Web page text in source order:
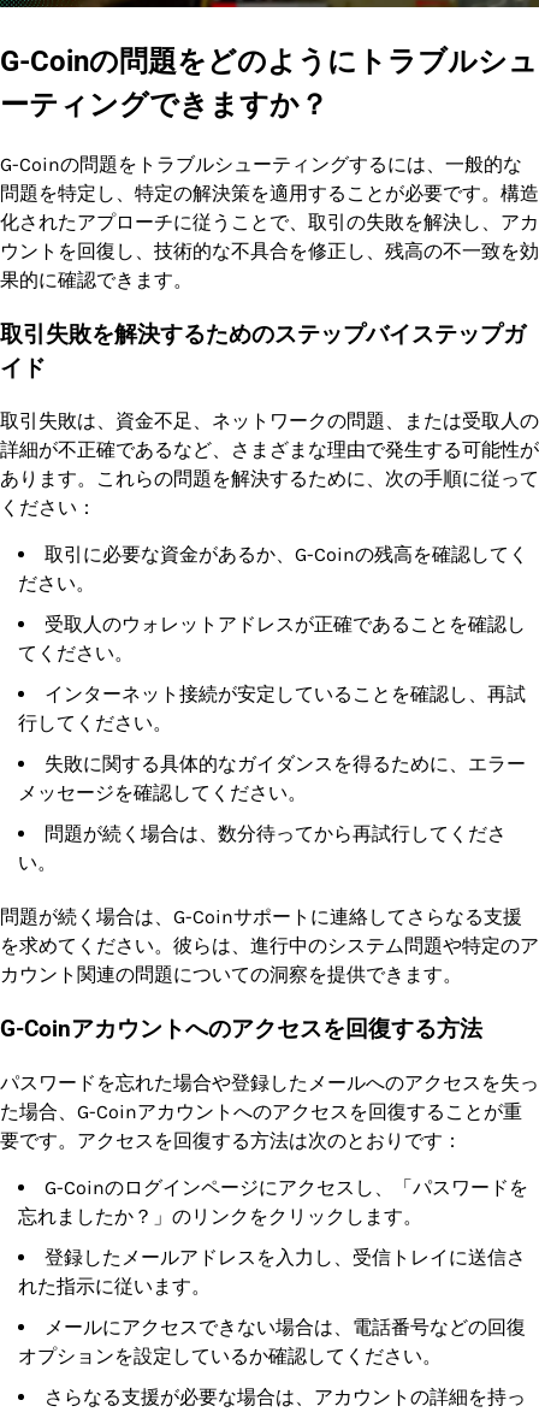
G-Coinの問題をどのようにトラブルシュ
ーティングできますか？
G-Coinの問題をトラブルシューティングするには、一般的な
問題を特定し、特定の解決策を適用することが必要です。構造
化されたアプローチに従うことで、取引の失敗を解決し、アカ
ウントを回復し、技術的な不具合を修正し、残高の不一致を効
果的に確認できます。
取引失敗を解決するためのステップバイステップガ
イド
取引失敗は、資金不足、ネットワークの問題、または受取人の
詳細が不正確であるなど、さまざまな理由で発生する可能性が
あります。これらの問題を解決するために、次の手順に従って
ください：
取引に必要な資金があるか、G-Coinの残高を確認してく
ださい。
受取人のウォレットアドレスが正確であることを確認し
てください。
インターネット接続が安定していることを確認し、再試
行してください。
失敗に関する具体的なガイダンスを得るために、エラー
メッセージを確認してください。
問題が続く場合は、数分待ってから再試行してくださ
い。
問題が続く場合は、G-Coinサポートに連絡してさらなる支援
を求めてください。彼らは、進行中のシステム問題や特定のア
カウント関連の問題についての洞察を提供できます。
G-Coinアカウントへのアクセスを回復する方法
パスワードを忘れた場合や登録したメールへのアクセスを失っ
た場合、G-Coinアカウントへのアクセスを回復することが重
要です。アクセスを回復する方法は次のとおりです：
G-Coinのログインページにアクセスし、「パスワードを
忘れましたか？」のリンクをクリックします。
登録したメールアドレスを入力し、受信トレイに送信さ
れた指示に従います。
メールにアクセスできない場合は、電話番号などの回復
オプションを設定しているか確認してください。
さらなる支援が必要な場合は、アカウントの詳細を持っ